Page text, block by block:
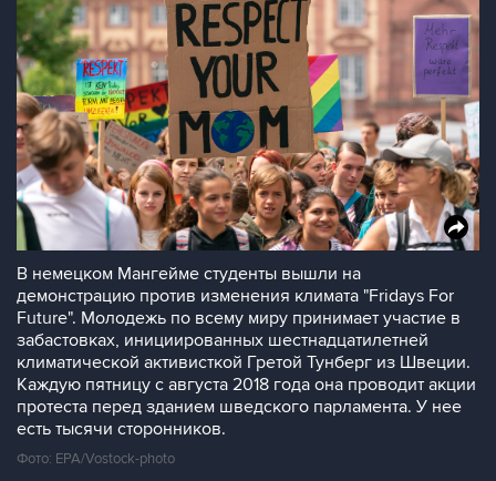
В немецком Мангейме студенты вышли на
демонстрацию против изменения климата "Fridays For
Future". Молодежь по всему миру принимает участие в
забастовках, инициированных шестнадцатилетней
климатической активисткой Гретой Тунберг из Швеции.
Каждую пятницу с августа 2018 года она проводит акции
протеста перед зданием шведского парламента. У нее
есть тысячи сторонников.
Фото: EPA/Vostock-photo